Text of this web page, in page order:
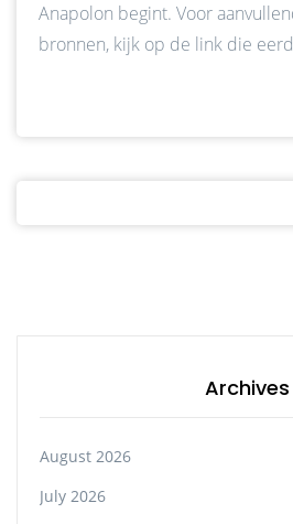
Anapolon begint. Voor
bronnen, kijk op de link die
Archives
August 2026
July 2026